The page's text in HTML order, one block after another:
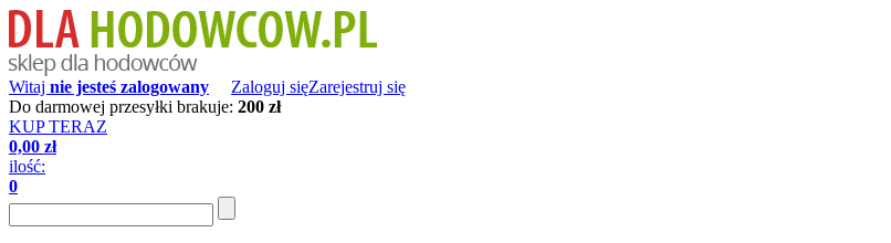
Witaj nie jesteś zalogowany Zaloguj sięZarejestruj się
Do darmowej przesyłki brakuje: 200 zł
KUP TERAZ
0,00 zł
ilość:
0